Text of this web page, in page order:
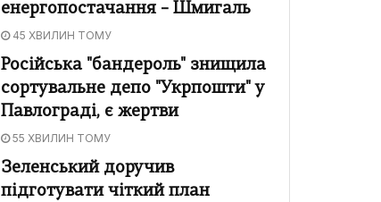
енергопостачання – Шмигаль
45 ХВИЛИН ТОМУ
Російська "бандероль" знищила
сортувальне депо "Укрпошти" у
Павлограді, є жертви
55 ХВИЛИН ТОМУ
Зеленський доручив
підготувати чіткий план